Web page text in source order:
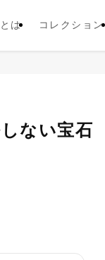
は コレクション
ない宝石